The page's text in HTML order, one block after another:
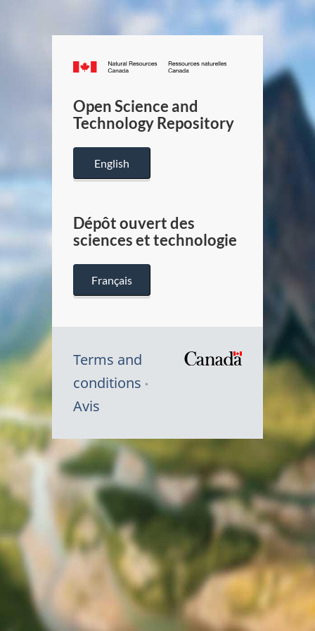
Canada.ca
/
Canada
Open Science and
Technology Repository
English
Dépôt ouvert des
sciences et technologie
Français
Terms and
conditions
Avis
Canada